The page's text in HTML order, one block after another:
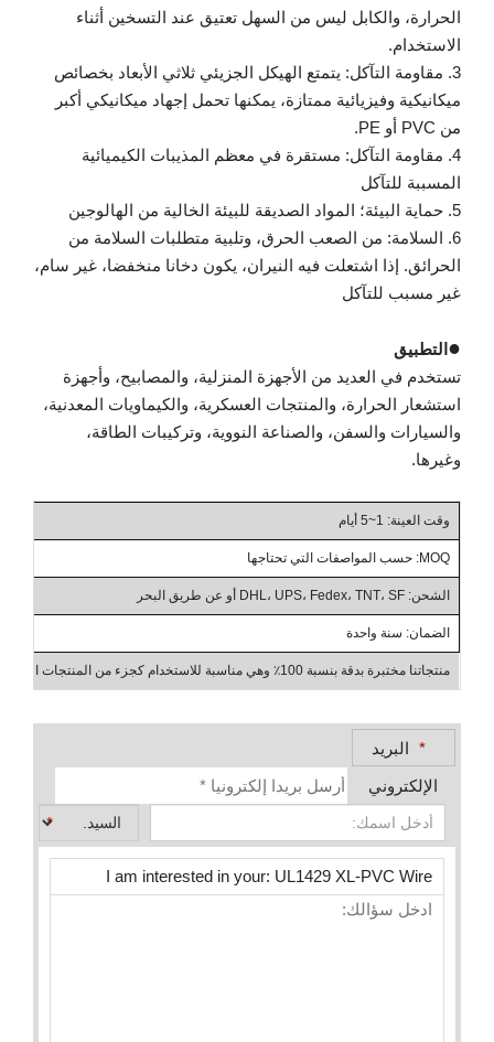
الحرارة، والكابل ليس من السهل تعتيق عند التسخين أثناء
الاستخدام.
3. مقاومة التآكل: يتمتع الهيكل الجزيئي ثلاثي الأبعاد بخصائص
ميكانيكية وفيزيائية ممتازة، يمكنها تحمل إجهاد ميكانيكي أكبر
من PVC أو PE.
4. مقاومة التآكل: مستقرة في معظم المذيبات الكيميائية
المسببة للتآكل
5. حماية البيئة؛ المواد الصديقة للبيئة الخالية من الهالوجين
6. السلامة: من الصعب الحرق، وتلبية متطلبات السلامة من
الحرائق. إذا اشتعلت فيه النيران، يكون دخانا منخفضا، غير سام،
غير مسبب للتآكل
● التطبيق
تستخدم في العديد من الأجهزة المنزلية، والمصابيح، وأجهزة
استشعار الحرارة، والمنتجات العسكرية، والكيماويات المعدنية،
والسيارات والسفن، والصناعة النووية، وتركيبات الطاقة،
وغيرها.
وقت العينة: 1~5 أيام
MOQ: حسب المواصفات التي تحتاجها
الشحن: DHL، UPS، Fedex، TNT، SF أو عن طريق البحر
الضمان: سنة واحدة
منتجاتنا مختبرة بدقة بنسبة 100٪ وهي مناسبة للاستخدام كجزء من المنتجات الصناعية، والأعمال بين الشركات، والجملة
* البريد
الإلكتروني
*